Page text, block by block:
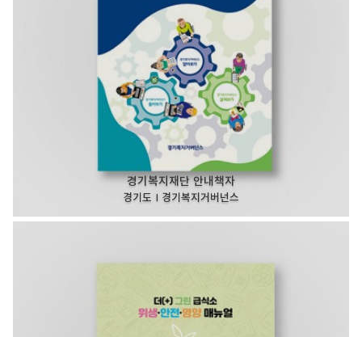
경기복지재단 안내책자
경기도 I 경기복지거버넌스